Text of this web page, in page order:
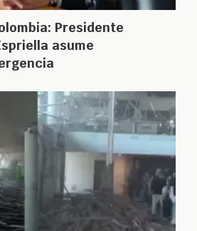
Presidente
asume